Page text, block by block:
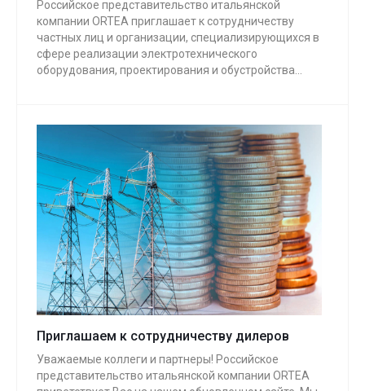
Российское представительство итальянской
компании ОRTEA приглашает к сотрудничеству
частных лиц и организации, специализирующихся в
сфере реализации электротехнического
оборудования, проектирования и обустройства
Приглашаем к сотрудничеству дилеров
Уважаемые коллеги и партнеры! Российское
представительство итальянской компании ORTEA